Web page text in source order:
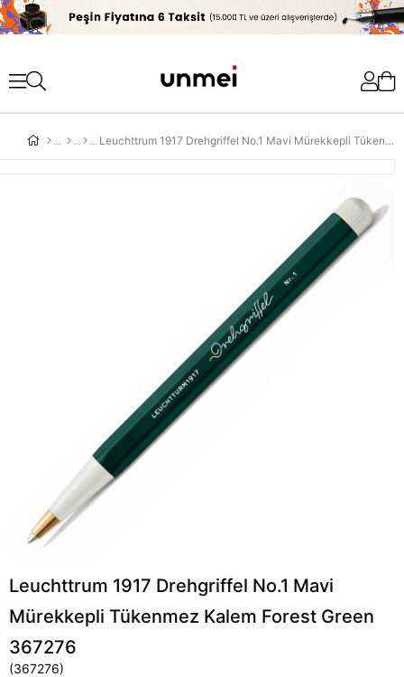
'
Leuchttrum 1917 Drehgriffel No.1 Mavi Mürekkepli Tükenmez Kalem Forest Green 367276
Leuchttrum 1917 Drehgriffel No.1 Mavi
Mürekkepli Tükenmez Kalem Forest Green
367276
(367276)